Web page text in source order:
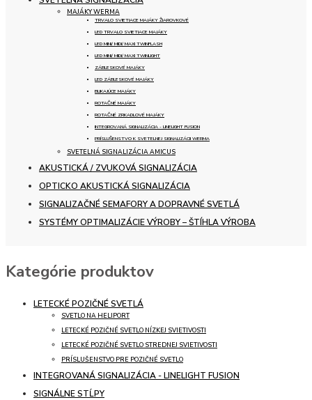
MAJÁKY WERMA
TRVALO SVIETIACE MAJÁKY ŽIAROVKOVÉ
LED TRVALO SVIETIACE MAJÁKY
LED MINI/ MIDI/ MAXI TWINFLASH
LED MINI/ MIDI/ MAXI TWINLIGHT
ZÁBLESKOVÉ MAJÁKY
LED ZÁBLESKOVÉ MAJÁKY
BLIKAJÚCE MAJÁKY
ROTAČNÉ MAJÁKY
ROTAČNÉ ZRKADLOVÉ MAJÁKY
INTEGROVANÁ SIGNALIZÁCIA - LINELIGHT FUSION
PRÍSLUŠENSTVO K SVETELNEJ SIGNALIZÁCII WERMA
SVETELNÁ SIGNALIZÁCIA AMICUS
AKUSTICKÁ / ZVUKOVÁ SIGNALIZÁCIA
OPTICKO AKUSTICKÁ SIGNALIZÁCIA
SIGNALIZAČNÉ SEMAFORY A DOPRAVNÉ SVETLÁ
SYSTÉMY OPTIMALIZÁCIE VÝROBY – ŠTÍHLA VÝROBA
Kategórie produktov
LETECKÉ POZIČNÉ SVETLÁ
SVETLO NA HELIPORT
LETECKÉ POZIČNÉ SVETLO NÍZKEJ SVIETIVOSTI
LETECKÉ POZIČNÉ SVETLO STREDNEJ SVIETIVOSTI
PRÍSLUŠENSTVO PRE POZIČNÉ SVETLO
INTEGROVANÁ SIGNALIZÁCIA - LINELIGHT FUSION
SIGNÁLNE STĹPY